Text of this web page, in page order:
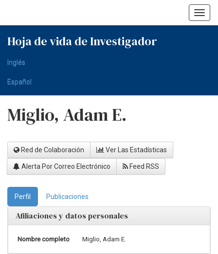
Hoja de vida de Investigador
Inglés
Español
Miglio, Adam E.
Red de Colaboración Ver Las Estadísticas
Alerta Por Correo Electrónico Feed RSS
Perfil Publicaciones
Afiliaciones y datos personales
Nombre completo Miglio, Adam E.